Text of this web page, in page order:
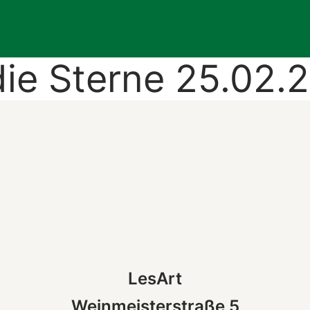
Sterne
LesArt